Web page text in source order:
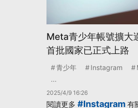
Meta青少年帳號擴大
首批國家已正式上路
青少年 Instagram
...
2025/4/9 16:26
閱讀更多 #Instagram 有